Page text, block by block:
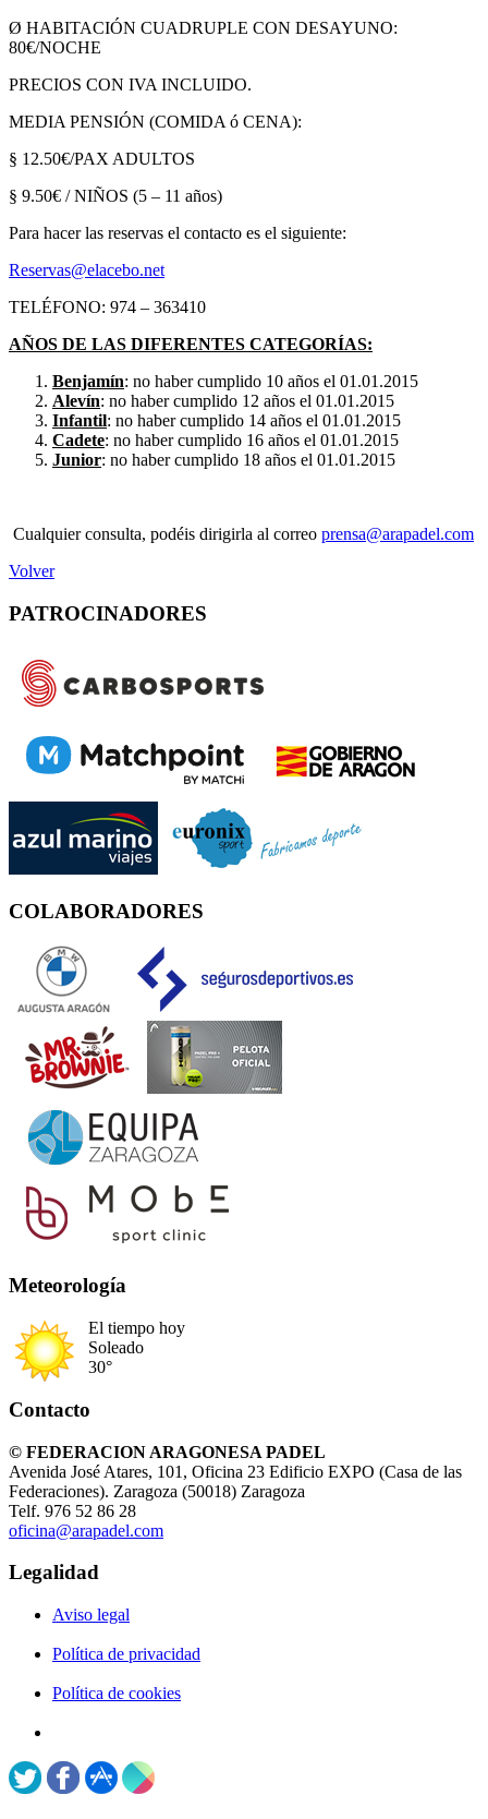
Ø HABITACIÓN CUADRUPLE CON DESAYUNO:
80€/NOCHE
PRECIOS CON IVA INCLUIDO.
MEDIA PENSIÓN (COMIDA ó CENA):
§ 12.50€/PAX ADULTOS
§ 9.50€ / NIÑOS (5 – 11 años)
Para hacer las reservas el contacto es el siguiente:
Reservas@elacebo.net
TELÉFONO: 974 – 363410
AÑOS DE LAS DIFERENTES CATEGORÍAS:
Benjamín: no haber cumplido 10 años el 01.01.2015
Alevín: no haber cumplido 12 años el 01.01.2015
Infantil: no haber cumplido 14 años el 01.01.2015
Cadete: no haber cumplido 16 años el 01.01.2015
Junior: no haber cumplido 18 años el 01.01.2015
Cualquier consulta, podéis dirigirla al correo prensa@arapadel.com
Volver
PATROCINADORES
COLABORADORES
Meteorología
El tiempo hoy
Soleado
30°
Contacto
© FEDERACION ARAGONESA PADEL
Avenida José Atares, 101, Oficina 23 Edificio EXPO (Casa de las
Federaciones). Zaragoza (50018) Zaragoza
Telf. 976 52 86 28
oficina@arapadel.com
Legalidad
Aviso legal
Política de privacidad
Política de cookies